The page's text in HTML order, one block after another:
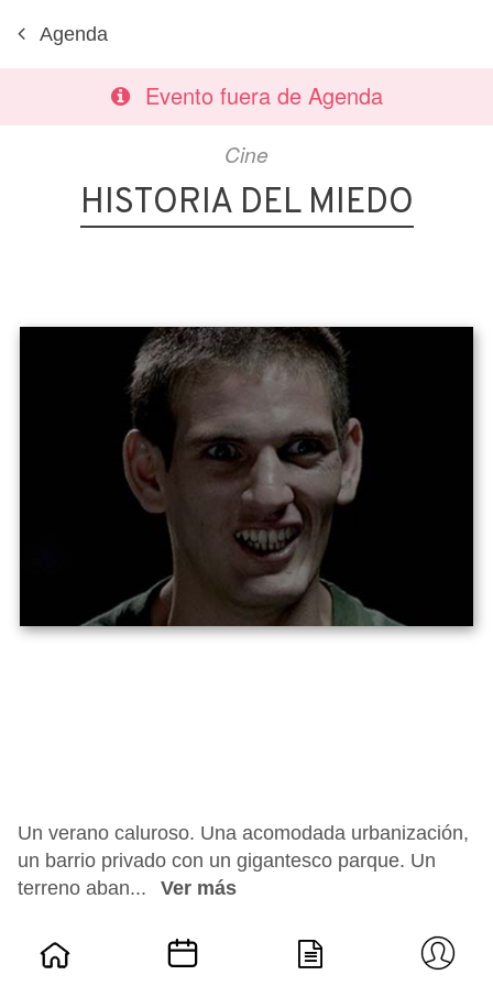
Agenda
Evento fuera de Agenda
Cine
HISTORIA DEL MIEDO
Un verano caluroso. Una acomodada urbanización,
un barrio privado con un gigantesco parque. Un
terreno aban...
Ver más